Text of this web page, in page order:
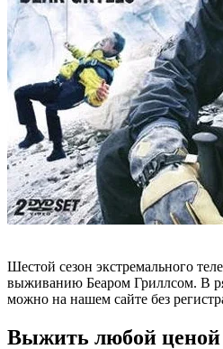
Шестой сезон экстремального
выживанию Беаром Гриллсом. В
можно на нашем сайте без
Выжить любой ценой